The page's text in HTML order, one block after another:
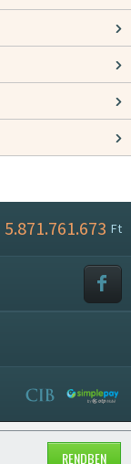
RENDBEN
5.871.761.673 Ft